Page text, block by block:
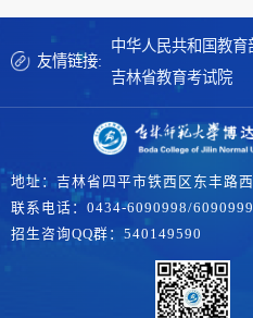
友情链接:
中华人民共和国教育
吉林省教育考试院
地址：吉林省四平市铁西区东丰路
联系电话：0434-6090998/
招生咨询QQ群：540149590